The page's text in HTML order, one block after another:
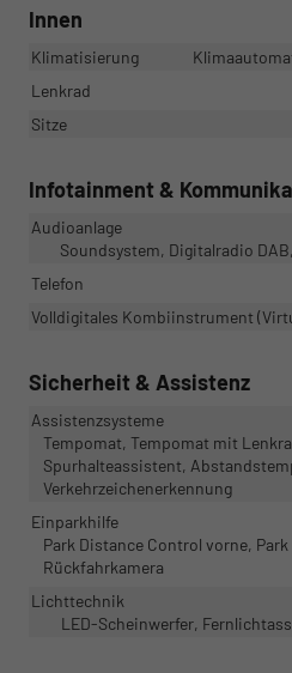
Innen
Klimatisierung
Lenkrad
Sitze
Infotainment &
Audioanlage
Soundsystem, Digitalradio
Telefon
Volldigitales Kombiinstrument
Sicherheit & Assistenz
Assistenzsysteme
Tempomat, Tempomat mit
Spurhalteassistent,
Verkehrzeichenerkennung
Einparkhilfe
Park Distance Control vorne,
Rückfahrkamera
Lichttechnik
LED-Scheinwerfer,